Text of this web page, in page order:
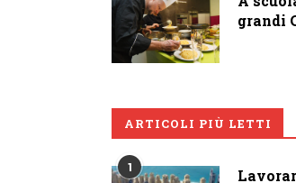
grandi
ARTICOLI PIÙ LETTI
1